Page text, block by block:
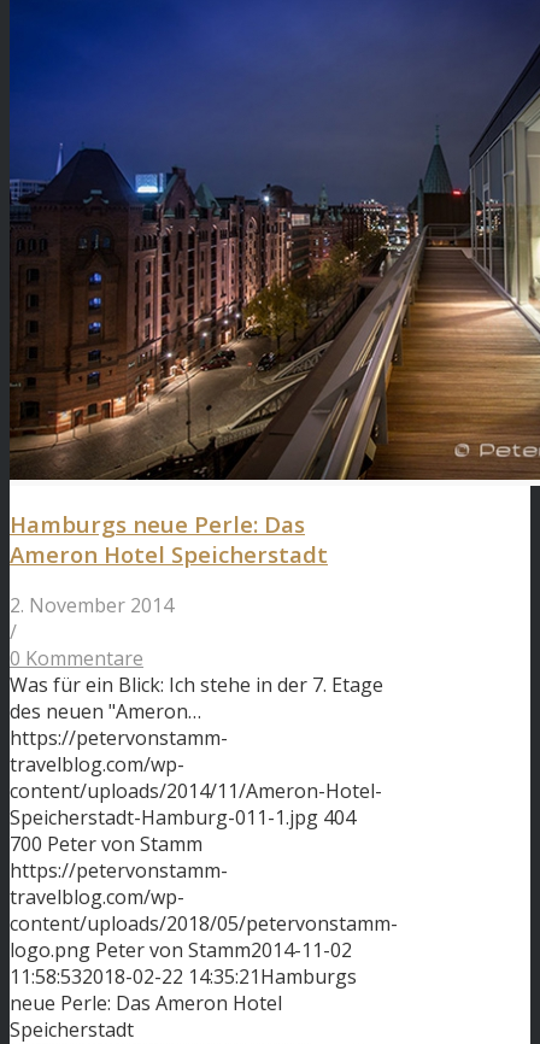
Hamburgs neue Perle: Das
Ameron Hotel Speicherstadt
2. November 2014
/
0 Kommentare
Was für ein Blick: Ich stehe in der 7. Etage
des neuen "Ameron…
https://petervonstamm-
travelblog.com/wp-
content/uploads/2014/11/Ameron-Hotel-
Speicherstadt-Hamburg-011-1.jpg 404
700 Peter von Stamm
https://petervonstamm-
travelblog.com/wp-
content/uploads/2018/05/petervonstamm-
logo.png Peter von Stamm2014-11-02
11:58:532018-02-22 14:35:21Hamburgs
neue Perle: Das Ameron Hotel
Speicherstadt